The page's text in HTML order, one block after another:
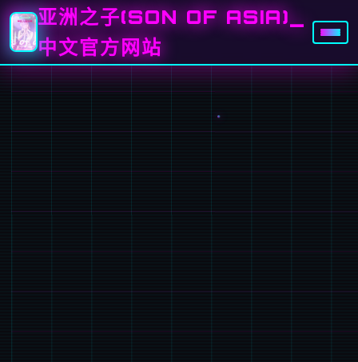
亚洲之子(SON OF ASIA)_
中文官方网站